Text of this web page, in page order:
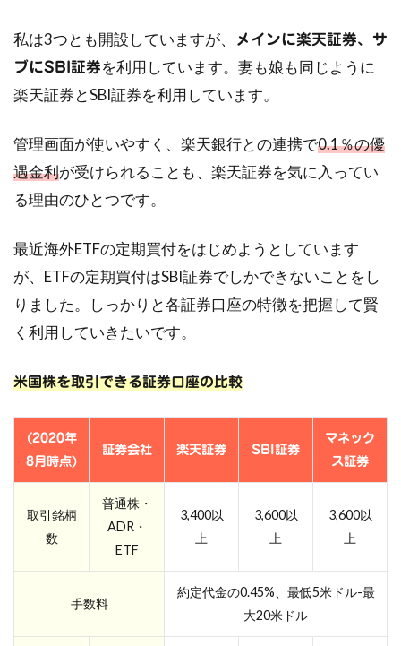
私は3つとも開設していますが、
メインに楽天証券、サ
ブにSBI証券を利用しています。妻も娘も同じように
楽天証券とSBI証券を利用しています。
管理画面が使いやすく、楽天銀行との連携で0.1％の優
遇金利が受けられることも、楽天証券を気に入ってい
る理由のひとつです。
最近海外ETFの定期買付をはじめようとしています
が、ETFの定期買付はSBI証券でしかできないことをし
りました。しっかりと各証券口座の特徴を把握して賢
く利用していきたいです。
米国株を取引できる証券口座の比較
(2020年
8月時点)
証券会社 楽天証券 SBI証券
マネック
ス証券
取引銘柄
数
普通株・
ADR・
ETF
3,400以
上
3,600以
上
3,600以
上
手数料
約定代金の0.45%、最低5米ドル-最
大20米ドル